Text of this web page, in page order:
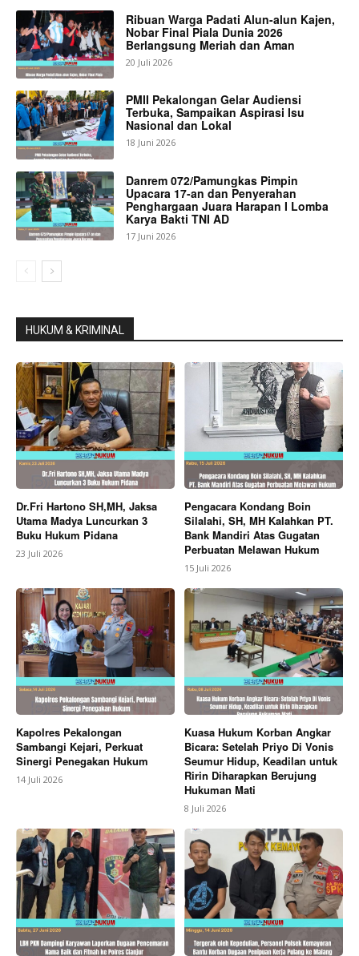
Ribuan Warga Padati Alun-alun Kajen,
Nobar Final Piala Dunia 2026
Berlangsung Meriah dan Aman
20 Juli 2026
PMII Pekalongan Gelar Audiensi
Terbuka, Sampaikan Aspirasi Isu
Nasional dan Lokal
18 Juni 2026
Danrem 072/Pamungkas Pimpin
Upacara 17-an dan Penyerahan
Penghargaan Juara Harapan I Lomba
Karya Bakti TNI AD
17 Juni 2026
HUKUM & KRIMINAL
Dr.Fri Hartono SH,MH, Jaksa
Utama Madya Luncurkan 3
Buku Hukum Pidana
23 Juli 2026
Pengacara Kondang Boin
Silalahi, SH, MH Kalahkan PT.
Bank Mandiri Atas Gugatan
Perbuatan Melawan Hukum
15 Juli 2026
Kapolres Pekalongan
Sambangi Kejari, Perkuat
Sinergi Penegakan Hukum
14 Juli 2026
Kuasa Hukum Korban Angkar
Bicara: Setelah Priyo Di Vonis
Seumur Hidup, Keadilan untuk
Ririn Diharapkan Berujung
Hukuman Mati
8 Juli 2026